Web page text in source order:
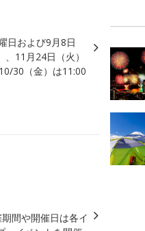
日および9月8日
11月24日（火）
30（金）は11:00
間や開催日は各イ